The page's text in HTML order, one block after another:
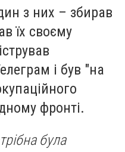
з них – збирав
їх своєму
і був "на
фронті.
була